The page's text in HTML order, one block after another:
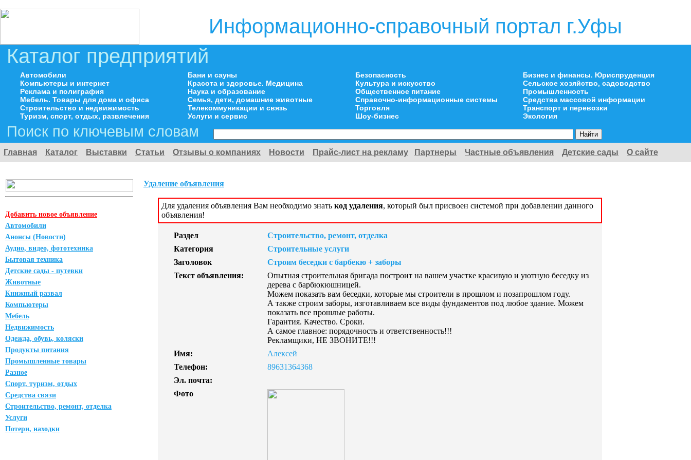
Информационно-справочный портал г.Уфы
Каталог предприятий
Автомобили
Компьютеры и интернет
Реклама и полиграфия
Мебель. Товары для дома и офиса
Строительство и недвижимость
Туризм, спорт, отдых, развлечения
Бани и сауны
Красота и здоровье. Медицина
Наука и образование
Семья, дети, домашние животные
Телекоммуникации и связь
Услуги и сервис
Безопасность
Культура и искусство
Общественное питание
Справочно-информационные системы
Торговля
Шоу-бизнес
Бизнес и финансы. Юриспруденция
Сельское хозяйство, садоводство
Промышленность
Средства массовой информации
Транспорт и перевозки
Экология
Поиск по ключевым словам
Главная Каталог Выставки Статьи Отзывы о компаниях Новости Прайс-лист на рекламу Партнеры Частные объявления Детские сады О сайте
Добавить новое объявление
Автомобили
Анонсы (Новости)
Аудио, видео, фототехника
Бытовая техника
Детские сады - путевки
Животные
Книжный развал
Компьютеры
Мебель
Недвижимость
Одежда, обувь, коляски
Продукты питания
Промышленные товары
Разное
Спорт, туризм, отдых
Средства связи
Строительство, ремонт, отделка
Услуги
Потери, находки
Удаление объявления
Для удаления объявления Вам необходимо знать код удаления, который был присвоен системой при добавлении данного
объявления!
Раздел
Строительство, ремонт, отделка
Категория
Строительные услуги
Заголовок
Строим беседки с барбекю + заборы
Текст объявления:
Опытная строительная бригада построит на вашем участке красивую и уютную беседку из
дерева с барбюкюшницей.
Можем показать вам беседки, которые мы строители в прошлом и позапрошлом году.
А также строим заборы, изготавливаем все виды фундаментов под любое здание. Можем
показать все прошлые работы.
Гарантия. Качество. Сроки.
А самое главное: порядочность и ответственность!!!
Рекламщики, НЕ ЗВОНИТЕ!!!
Имя:
Алексей
Телефон:
89631364368
Эл. почта:
Фото